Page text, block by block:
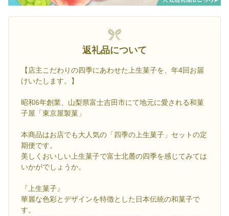
返礼品について
【店主こだわりの四季にあわせた上生菓子を、年4回お届
けいたします。】
昭和6年創業、山梨県富士吉田市にて地元に愛される和菓
子屋「東京屋製菓」
本商品はお店でも大人気の「四季の上生菓子」セットの定
期便です。
美しくおいしい上生菓子で富士北麓の四季を感じてみては
いかがでしょうか。
『上生菓子』
華麗な色彩とデザインを特徴とした日本伝統の和菓子で
す。